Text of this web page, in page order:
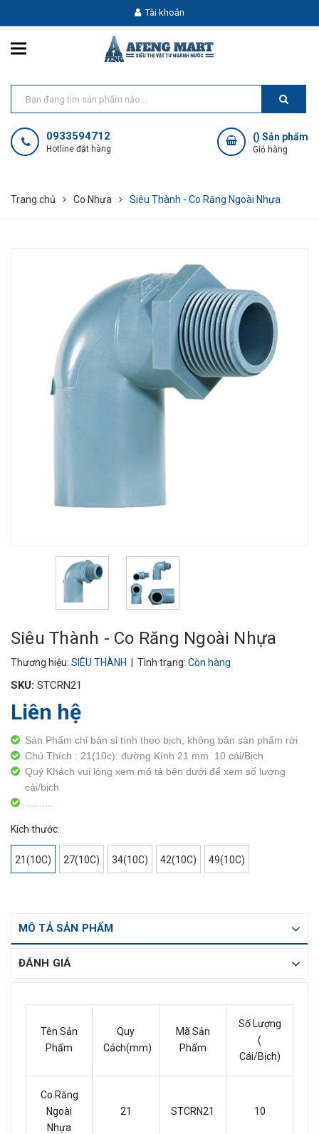
Tài khoản
0933594712
Hotline đặt hàng
() Sản phẩm
Giỏ hàng
Trang chủ Co Nhựa Siêu Thành - Co Răng Ngoài Nhựa
Siêu Thành - Co Răng Ngoài Nhựa
Thương hiệu: SIÊU THÀNH | Tình trạng: Còn hàng
SKU: STCRN21
Liên hệ
Sản Phẩm chỉ bán sỉ tính theo bịch, không bán sản phẩm rời
Chú Thích : 21(10c): đường Kính 21 mm 10 cái/Bịch
Quý Khách vui lòng xem mô tả bên dưới để xem số lượng
cái/bịch
Kích thước:
21(10C) 27(10C) 34(10C) 42(10C) 49(10C)
MÔ TẢ SẢN PHẨM
ĐÁNH GIÁ
Tên Sản
Phẩm
Quy
Cách(mm)
Mã Sản
Phẩm
Số Lượng
(
Cái/Bịch)
Co Răng
Ngoài
Nhựa
21 STCRN21 10